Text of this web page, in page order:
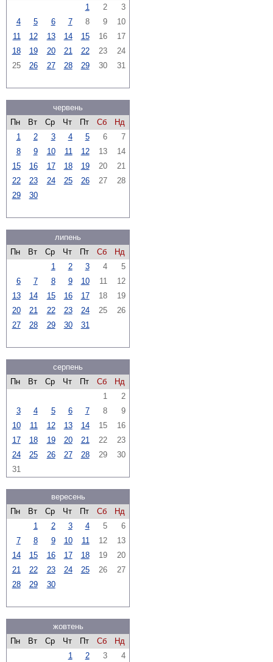
1
2
3
4
5 6 7 8 9
10
11
12 13 14 15 16
17
18
19 20 21 22 23
24
25
26 27 28 29 30 31
червень
Пн
Вт Ср Чт Пт Сб
Нд
1
2 3 4 5 6
7
8
9 10 11 12 13
14
15
16 17 18 19 20
21
22
23 24 25 26 27
28
29
30
липень
Пн
Вт Ср Чт Пт Сб
Нд
1
2 3 4
5
6
7 8 9 10 11
12
13
14 15 16 17 18
19
20
21 22 23 24 25
26
27
28 29 30 31
серпень
Пн
Вт Ср Чт Пт Сб
Нд
1
2
3
4 5 6 7 8
9
10
11 12 13 14 15
16
17
18 19 20 21 22
23
24
25 26 27 28 29
30
31
вересень
Пн
Вт Ср Чт Пт Сб
Нд
1
2 3 4 5
6
7
8 9 10 11 12
13
14
15 16 17 18 19
20
21
22 23 24 25 26
27
28
29 30
жовтень
Пн
Вт Ср Чт Пт Сб
Нд
1
2 3 4